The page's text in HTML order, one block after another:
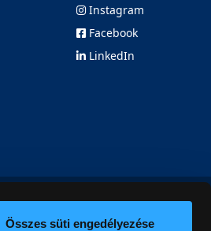
Összes süti engedélyezése
Instagram
Facebook
LinkedIn